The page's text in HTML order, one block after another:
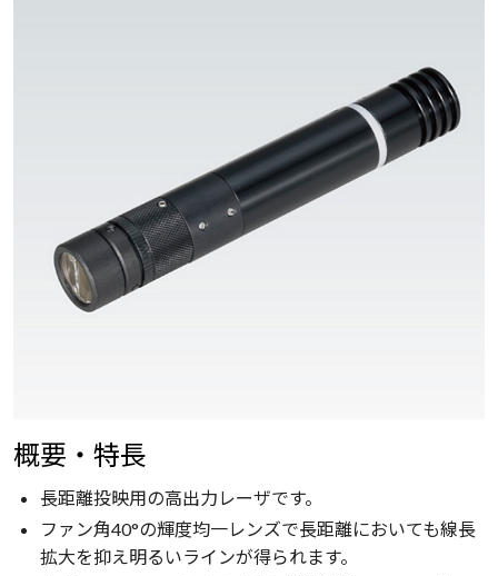
概要・特長
長距離投映用の高出力レーザです。
ファン角40°の輝度均一レンズで長距離においても線長
拡大を抑え明るいラインが得られます。